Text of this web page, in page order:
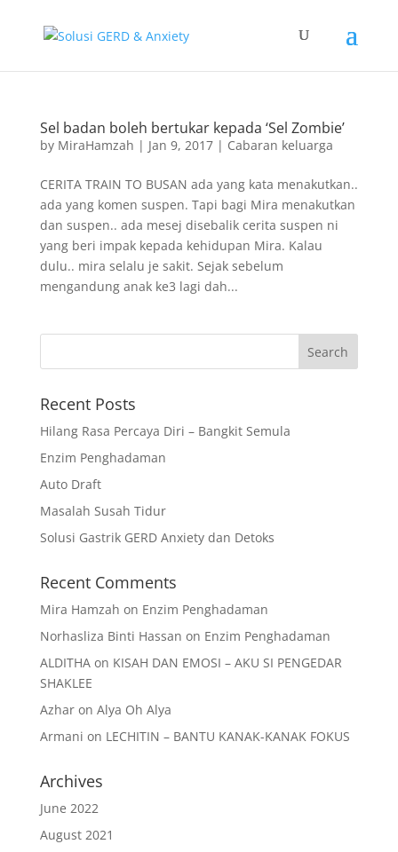
Sel badan boleh bertukar kepada ‘Sel Zombie’
by MiraHamzah | Jan 9, 2017| Cabaran keluarga
CERITA TRAIN TO BUSAN ada yang kata menakutkan..
ada yang komen suspen. Tapi bagi Mira menakutkan
dan suspen.. ada mesej disebalik cerita suspen ni
yang beri impak kepada kehidupan Mira. Kalau
dulu.. mira selalu je sakit. Sejak sebelum
mengandung anak ke3 lagi dah...
Recent Posts
Hilang Rasa Percaya Diri – Bangkit Semula
Enzim Penghadaman
Auto Draft
Masalah Susah Tidur
Solusi Gastrik GERD Anxiety dan Detoks
Recent Comments
Mira Hamzah on Enzim Penghadaman
Norhasliza Binti Hassan on Enzim Penghadaman
ALDITHAon KISAH DAN EMOSI – AKU SI PENGEDAR
SHAKLEE
Azharon Alya Oh Alya
Armani on LECHITIN – BANTU KANAK-KANAK FOKUS
Archives
June 2022
August 2021